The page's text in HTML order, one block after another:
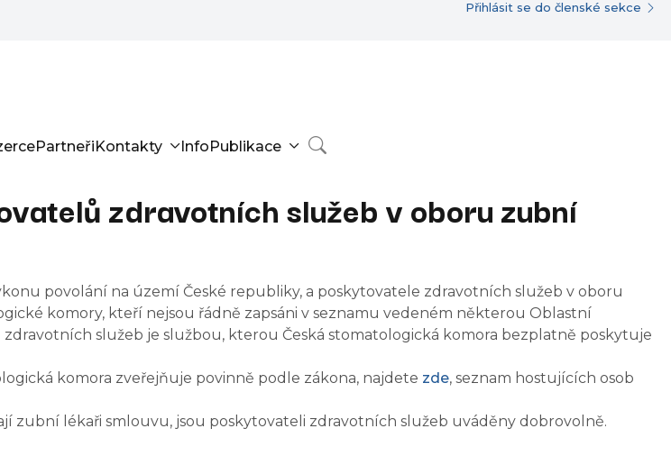
Přihlásit se do členské sekce
PartneřiKontakty InfoPublikace
zdravotních služeb v oboru zubní
povolání na území České republiky, a poskytovatele zdravotních služeb v oboru
komory, kteří nejsou řádně zapsáni v seznamu vedeném některou Oblastní
služeb je službou, kterou Česká stomatologická komora bezplatně poskytuje
komora zveřejňuje povinně podle zákona, najdete zde, seznam hostujících osob
zubní lékaři smlouvu, jsou poskytovateli zdravotních služeb uváděny dobrovolně.